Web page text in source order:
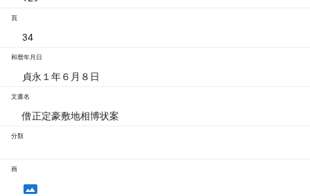
頁
34
和暦年月日
貞永１年６月８日
文書名
僧正定豪敷地相博状案
分類
画